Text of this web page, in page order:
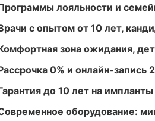
лояльности и
с опытом от 10 лет,
зона ожидания,
0% и онлайн-запись
до 10 лет на
оборудование: